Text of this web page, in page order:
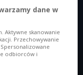
00:00
uwagę na
świadków jej
dane w
Aktywne skanowanie
Przechowywanie
odbiorców i